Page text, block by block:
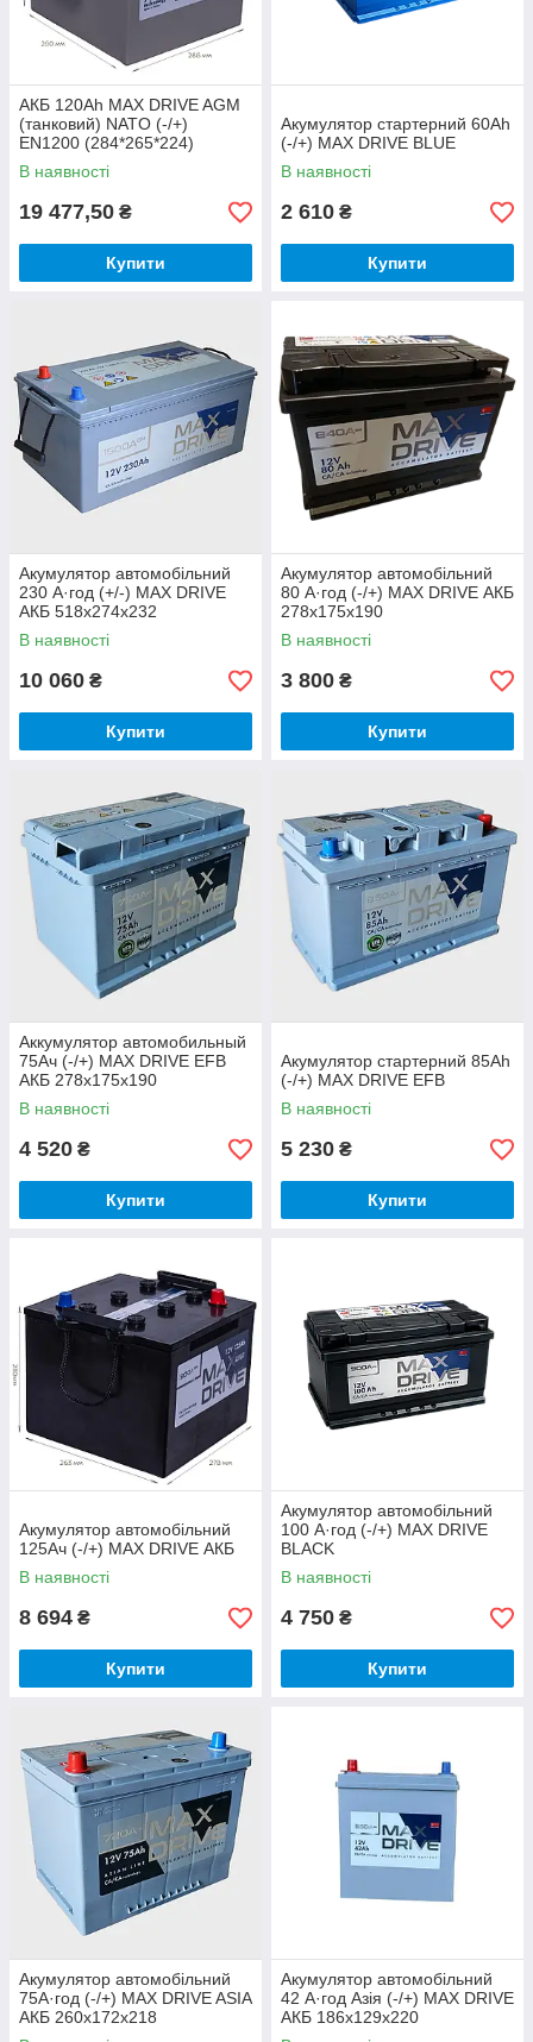
АКБ 120Ah MAX DRIVE AGM
(танковий) NATO (-/+)
EN1200 (284*265*224)
В наявності
19 477,50 ₴
Купити
Акумулятор стартерний 60Ah
(-/+) MAX DRIVE BLUE
В наявності
2 610 ₴
Купити
Акумулятор автомобільний
230 А·год (+/-) MAX DRIVE
АКБ 518х274х232
В наявності
10 060 ₴
Купити
Акумулятор автомобільний
80 А·год (-/+) MAX DRIVE АКБ
278x175x190
В наявності
3 800 ₴
Купити
Аккумулятор автомобильный
75Ач (-/+) MAX DRIVE EFB
АКБ 278x175x190
В наявності
4 520 ₴
Купити
Акумулятор стартерний 85Ah
(-/+) MAX DRIVE EFB
В наявності
5 230 ₴
Купити
Акумулятор автомобільний
125Ач (-/+) MAX DRIVE АКБ
В наявності
8 694 ₴
Купити
Акумулятор автомобільний
100 А·год (-/+) MAX DRIVE
BLACK
В наявності
4 750 ₴
Купити
Акумулятор автомобільний
75А·год (-/+) MAX DRIVE ASIA
АКБ 260x172x218
Акумулятор автомобільний
42 А·год Азія (-/+) MAX DRIVE
АКБ 186х129х220